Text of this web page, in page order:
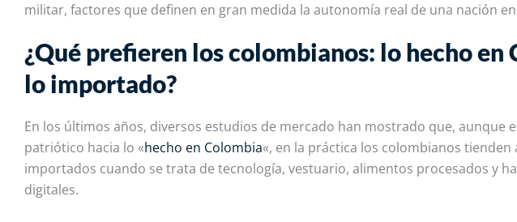
militar, factores que definen en gran medida la autonomía real de una nación
¿Qué prefieren los colombianos: lo hecho en
lo importado?
En los últimos años, diversos estudios de mercado han mostrado que, aunque
patriótico hacia lo «hecho en Colombia«, en la práctica los colombianos
importados cuando se trata de tecnología, vestuario, alimentos procesados y
digitales.